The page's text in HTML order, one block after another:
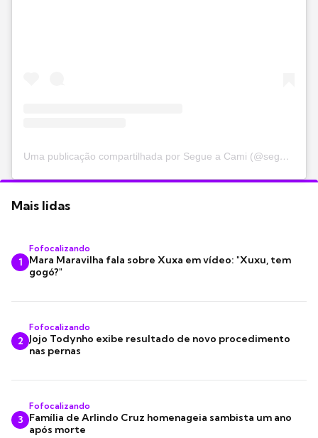
Uma publicação compartilhada por Segue a Cami (@segueacami)
Mais lidas
1
Fofocalizando
Mara Maravilha fala sobre Xuxa em vídeo: "Xuxu, tem
gogó?"
2
Fofocalizando
Jojo Todynho exibe resultado de novo procedimento
nas pernas
3
Fofocalizando
Família de Arlindo Cruz homenageia sambista um ano
após morte